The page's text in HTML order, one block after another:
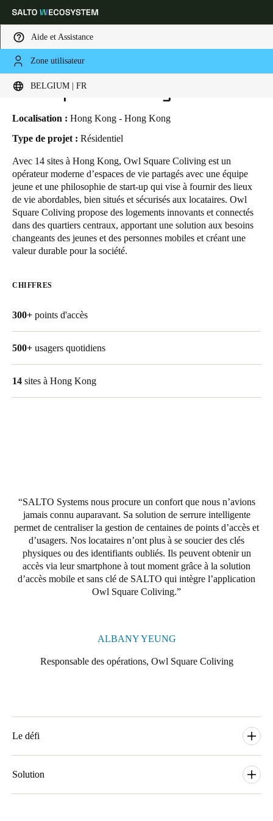
Aide et Assistance
Zone utilisateur
BELGIUM | FR
Sélectionnez vos paramètres de localisation et de langue
Global
Français
Germany
Deutsch
Switzerland
DeutschFrançais Italiano
United Kingdom
Ireland
English
France
Spain
Español
Portugal
Português
Polski
HOME SECTEURS
OWL SQUARE COLIVING
Owl Square Coliving
Localisation : Hong Kong - Hong Kong
Type de projet : Résidentiel
Avec 14 sites à Hong Kong, Owl Square Coliving est un
opérateur moderne d’espaces de vie partagés avec une équipe
jeune et une philosophie de start-up qui vise à fournir des lieux
de vie abordables, bien situés et sécurisés aux locataires. Owl
Square Coliving propose des logements innovants et connectés
dans des quartiers centraux, apportant une solution aux besoins
changeants des jeunes et des personnes mobiles et créant une
valeur durable pour la société.
CHIFFRES
300+ points d'accès
500+ usagers quotidiens
14 sites à Hong Kong
SALTO Systems nous procure un confort que nous n’avions
jamais connu auparavant. Sa solution de serrure intelligente
permet de centraliser la gestion de centaines de points d’accès et
d’usagers. Nos locataires n’ont plus à se soucier des clés
physiques ou des identifiants oubliés. Ils peuvent obtenir un
accès via leur smartphone à tout moment grâce à la solution
d’accès mobile et sans clé de SALTO qui intègre l’application
Owl Square Coliving.
ALBANY YEUNG
Responsable des opérations, Owl Square Coliving
Le défi
fondateur et directeur Max Poon voulait une solution de contrôle
d’accès électronique robuste et adaptée à des résidents jeunes et
Solution